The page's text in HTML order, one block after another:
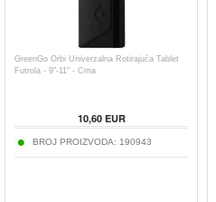
GreenGo Orbi Univerzalna Rotirajuća Tablet
Futrola - 9"-11" - Crna
10,60EUR
BROJ PROIZVODA: 190943